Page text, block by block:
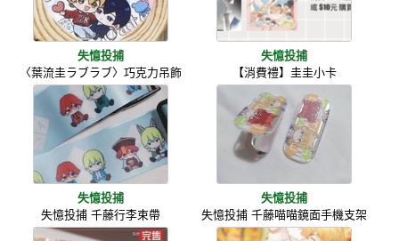
失憶投捕
〈葉流圭ラブラブ〉巧克力吊飾
失憶投捕
【消費禮】圭圭小卡
失憶投捕
失憶投捕 千藤行李束帶
失憶投捕
失憶投捕 千藤喵喵鏡面手機支架